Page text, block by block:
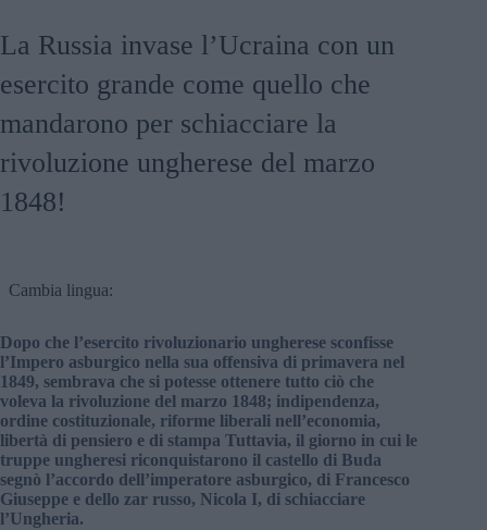
La Russia invase l’Ucraina con un
esercito grande come quello che
mandarono per schiacciare la
rivoluzione ungherese del marzo
1848!
Cambia lingua:
Dopo che l’esercito rivoluzionario ungherese sconfisse
l’Impero asburgico nella sua offensiva di primavera nel
1849, sembrava che si potesse ottenere tutto ciò che
voleva la rivoluzione del marzo 1848; indipendenza,
ordine costituzionale, riforme liberali nell’economia,
libertà di pensiero e di stampa Tuttavia, il giorno in cui le
truppe ungheresi riconquistarono il castello di Buda
segnò l’accordo dell’imperatore asburgico, di Francesco
Giuseppe e dello zar russo, Nicola I, di schiacciare
l’Ungheria.